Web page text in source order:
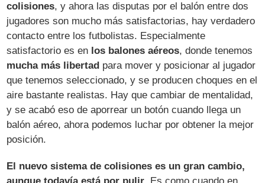
colisiones, y ahora las disputas por el balón entre dos
jugadores son mucho más satisfactorias, hay verdadero
contacto entre los futbolistas. Especialmente
satisfactorio es en los balones aéreos, donde tenemos
mucha más libertad para mover y posicionar al jugador
que tenemos seleccionado, y se producen choques en el
aire bastante realistas. Hay que cambiar de mentalidad,
y se acabó eso de aporrear un botón cuando llega un
balón aéreo, ahora podemos luchar por obtener la mejor
posición.
El nuevo sistema de colisiones es un gran cambio,